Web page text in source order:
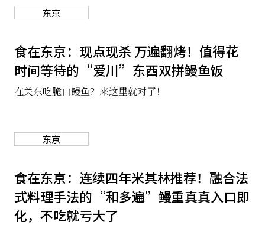
东京
食在东京：现点现杀 万遍翻烤！值得花
时间等待的“爱川”东西双拼鳗鱼饭
在关东吃脆口鳗鱼？来这里就对了！
东京
食在东京：连续四年米其林推荐！融合法
式料理手法的“和多遍”鳗重真真入口即
化，不吃就亏大了